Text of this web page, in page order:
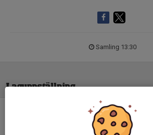
Samling 13:30
Laguppställning
Ingen uppställning ifylld